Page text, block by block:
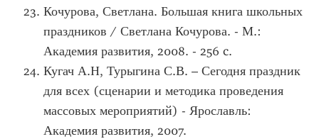
Кочурова, Светлана. Большая книга школьных
праздников / Светлана Кочурова. - М.:
Академия развития, 2008. - 256 c.
Кугач А.Н, Турыгина С.В. – Сегодня праздник
для всех (сценарии и методика проведения
массовых мероприятий) - Ярославль:
Академия развития, 2007.